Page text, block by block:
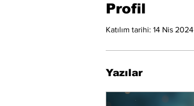
Profil
Katılım tarihi: 14 Nis 2024
Yazılar